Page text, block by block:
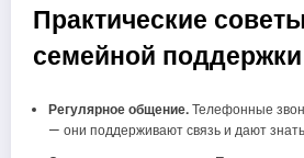
Практические
семейной
Регулярное общение.Телефонные
— они поддерживают связь и дают